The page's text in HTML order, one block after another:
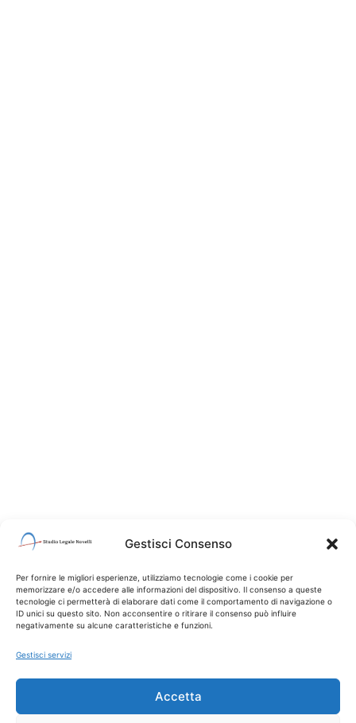
Gestisci Consenso
Per fornire le migliori esperienze, utilizziamo tecnologie come i cookie per
memorizzare e/o accedere alle informazioni del dispositivo. Il consenso a queste
tecnologie ci permetterà di elaborare dati come il comportamento di navigazione o
ID unici su questo sito. Non acconsentire o ritirare il consenso può influire
negativamente su alcune caratteristiche e funzioni.
Gestisci servizi
Accetta